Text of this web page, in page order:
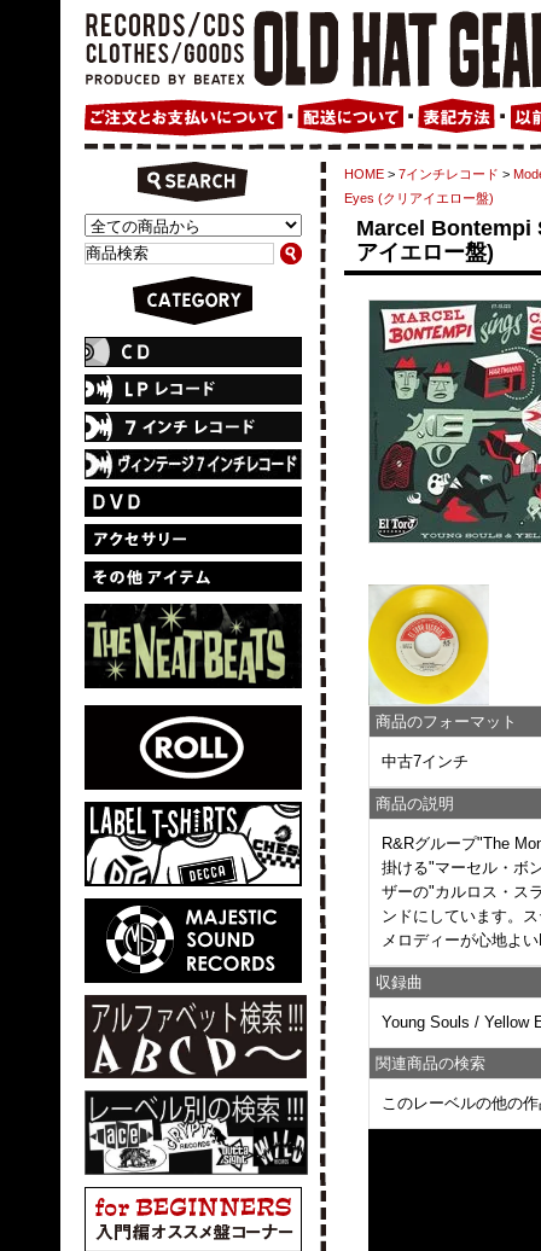
HOME > 7インチレコード >
Eyes (クリアイエロー盤)
Marcel Bontempi
アイエロー盤)
商品のフォーマット
中古7インチ
商品の説明
R&Rグループ"The
掛ける"マーセル・ボ
ザーの"カルロス・ス
ンドにしています。
メロディーが心地よ
収録曲
Young Souls / Yellow
関連商品の検索
このレーベルの他の